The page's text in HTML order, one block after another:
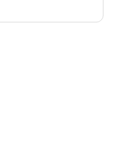
Desideri